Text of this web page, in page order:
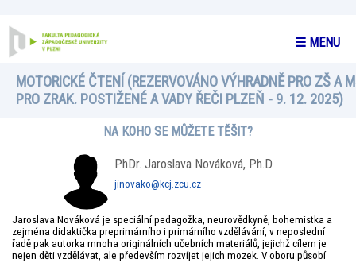
☰ MENU
MOTORICKÉ ČTENÍ (REZERVOVÁNO VÝHRADNĚ PRO ZŠ A
PRO ZRAK. POSTIŽENÉ A VADY ŘEČI PLZEŇ - 9. 12. 2025)
NA KOHO SE MŮŽETE TĚŠIT?
PhDr. Jaroslava Nováková, Ph.D.
jinovako@kcj.zcu.cz
Jaroslava Nováková je speciální pedagožka, neurovědkyně, bohemistka a
zejména didaktička preprimárního i primárního vzdělávání, v neposlední
řadě pak autorka mnoha originálních učebních materiálů, jejichž cílem je
nejen děti vzdělávat, ale především rozvíjet jejich mozek. V oboru působí